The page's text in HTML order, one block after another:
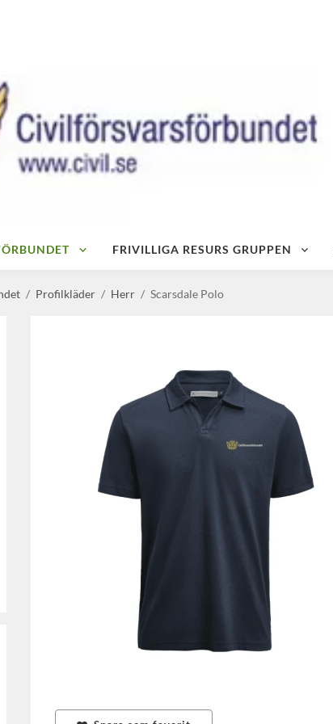
FRIVILLIGA RESURS GRUPPEN
/ Profilkläder / Herr / Scarsdale Polo